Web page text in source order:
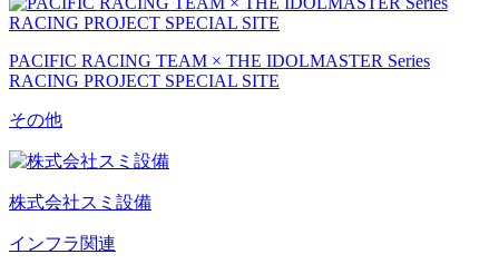
PACIFIC RACING TEAM × THE IDOLMASTER Series
RACING PROJECT SPECIAL SITE
その他
株式会社スミ設備
インフラ関連